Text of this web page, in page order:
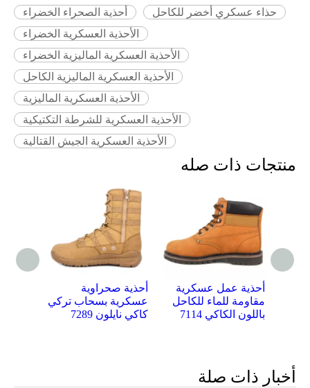
أحذية الصحراء الخضراء
حذاء عسكري أخضر للكاحل
الأحذية العسكرية الخضراء
الأحذية العسكرية الماليزية الخضراء
الأحذية العسكرية الماليزية الكاحل
الأحذية العسكرية الماليزية
الأحذية العسكرية للشرطة التكتيكية
الأحذية العسكرية الجيش القتالية
منتجات ذات صله
أحذية عمل عسكرية
مقاومة للماء للكاحل
باللون الكاكي 7114
المملكة العربية
السعودية أستراليا
مقاوم للماء المشي
أخبار ذات صلة